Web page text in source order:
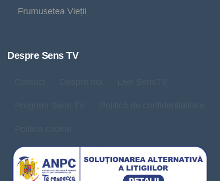
Frumusetea Vieții
Despre Sens TV